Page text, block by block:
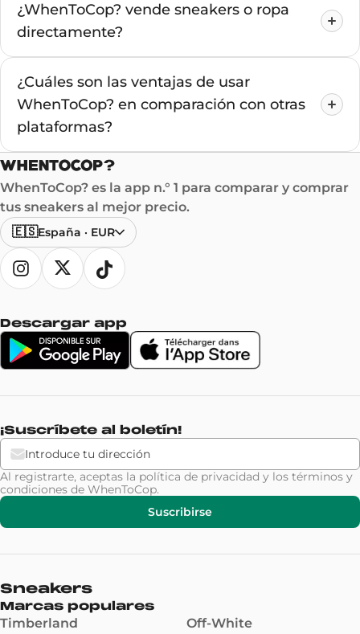
¿WhenToCop? vende sneakers o ropa
directamente?
¿Cuáles son las ventajas de usar
WhenToCop? en comparación con otras
plataformas?
WhenToCop? es la app n.° 1 para comparar y comprar
tus sneakers al mejor precio.
🇪🇸España · EUR
Descargar app
¡Suscríbete al boletín!
Al registrarte, aceptas la política de privacidad y los términos y
condiciones de WhenToCop.
Suscribirse
Sneakers
Marcas populares
Timberland
Off-White